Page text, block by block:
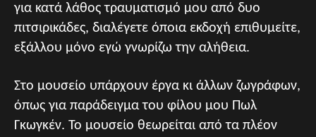
για κατά λάθος τραυματισμό μου από δυο
πιτσιρικάδες, διαλέγετε όποια εκδοχή επιθυμείτε,
εξάλλου μόνο εγώ γνωρίζω την αλήθεια.
Στο μουσείο υπάρχουν έργα κι άλλων ζωγράφων,
όπως για παράδειγμα του φίλου μου Πωλ
Γκωγκέν. Το μουσείο θεωρείται από τα πλέον